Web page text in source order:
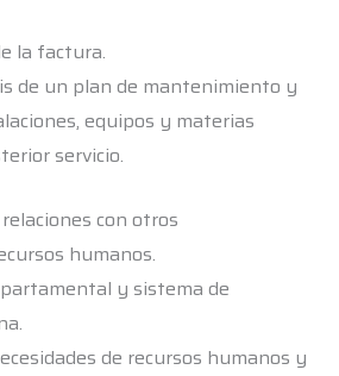
la factura.
de un plan de mantenimiento y
equipos y materias
servicio.
con otros
humanos.
y sistema de
de recursos humanos y